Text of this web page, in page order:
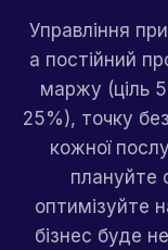
Управління
а постійний
маржу (ціль
25%), точку
кожної
плануйте
оптимізуйте
бізнес буде